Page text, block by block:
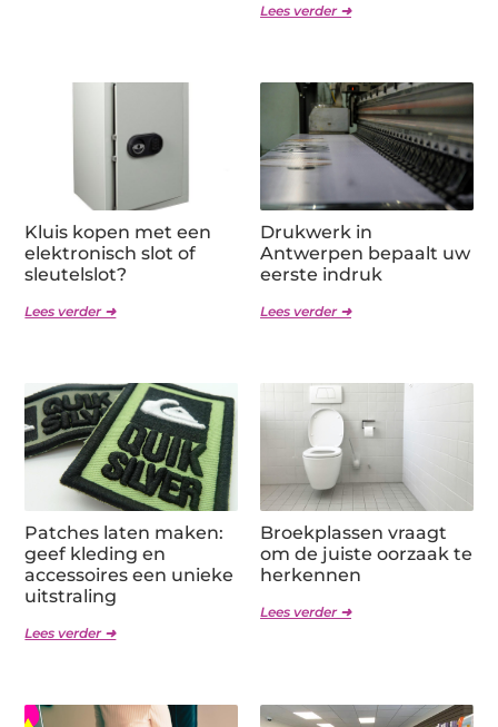
Lees verder ➜
Kluis kopen met een
elektronisch slot of
sleutelslot?
Lees verder ➜
Drukwerk in
Antwerpen bepaalt uw
eerste indruk
Lees verder ➜
Patches laten maken:
geef kleding en
accessoires een unieke
uitstraling
Lees verder ➜
Broekplassen vraagt
om de juiste oorzaak te
herkennen
Lees verder ➜